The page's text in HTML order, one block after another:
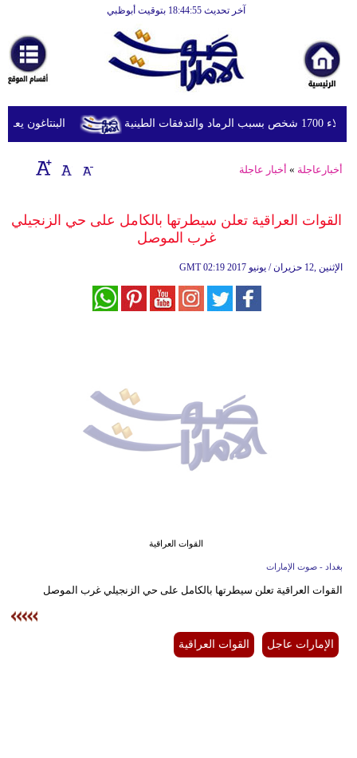
آخر تحديث 18:44:55 بتوقيت أبوظبي
أخبارعاجلة
رياضة
ثقافة
إقتصاد
وموسيقى
إسلامية
البنتاغون يعلن
أخبارعاجلة » أخبار عاجلة
القوات العراقية تعلن سيطرتها بالكامل على حي الزنجيلي
غرب الموصل
GMT 02:19 2017 الإثنين ,12 حزيران / يونيو
القوات العراقية
بغداد - صوت الإمارات
القوات العراقية تعلن سيطرتها بالكامل على حي الزنجيلي غرب الموصل
الإمارات عاجل القوات العراقية